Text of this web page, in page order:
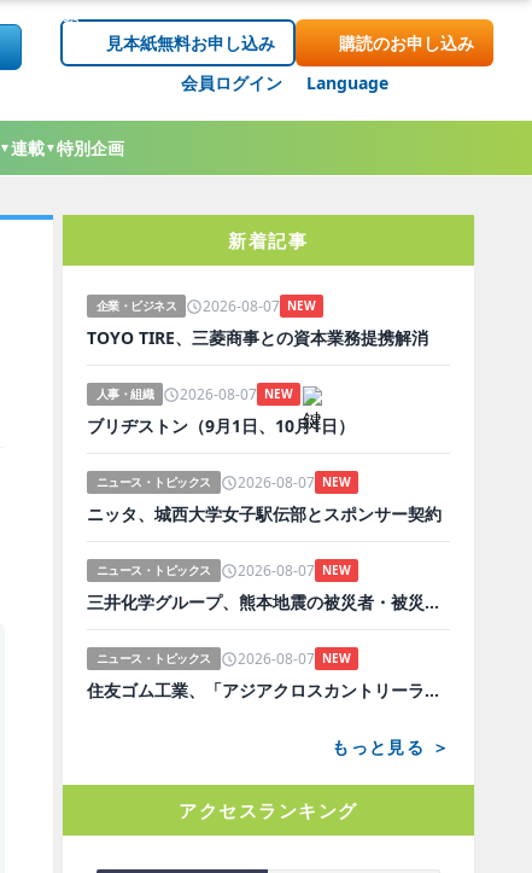
見本紙無料お申し込み
購読のお申し込み
会員ログイン
Language
▼連載▼特別企画
新着記事
企業・ビジネス 2026-08-07 NEW
TOYO TIRE、三菱商事との資本業務提携解消
人事・組織 2026-08-07 NEW
ブリヂストン（9月1日、10月1日）
ニュース・トピックス 2026-08-07 NEW
ニッタ、城西大学女子駅伝部とスポンサー契約
ニュース・トピックス 2026-08-07 NEW
三井化学グループ、熊本地震の被災者・被災地を支援
ニュース・トピックス 2026-08-07 NEW
住友ゴム工業、「アジアクロスカントリーラリー2026」に参戦する4台をサポート
もっと見る ＞
アクセスランキング